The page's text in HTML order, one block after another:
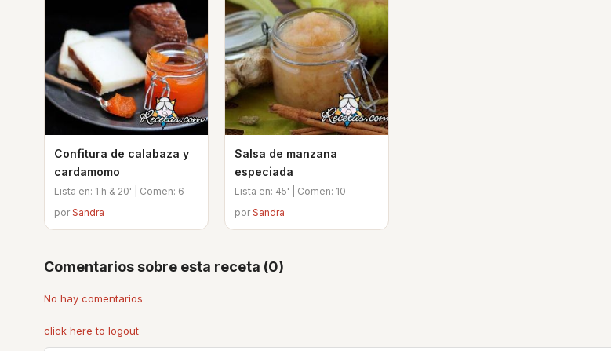
Confitura de calabaza y
cardamomo
Lista en: 1 h & 20' | Comen: 6
porSandra
Salsa de manzana
especiada
Lista en: 45' | Comen: 10
porSandra
Comentarios sobre esta receta (0)
No hay comentarios
click here to logout